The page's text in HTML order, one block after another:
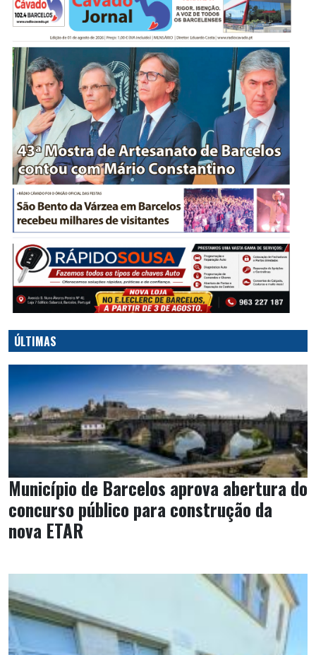
ÚLTIMAS
Município de Barcelos aprova abertura do
concurso público para construção da
nova ETAR